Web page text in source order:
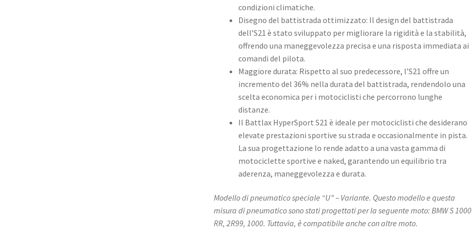
condizioni climatiche. ​
Disegno del battistrada ottimizzato: Il design del battistrada
dell’S21 è stato sviluppato per migliorare la rigidità e la stabilità,
offrendo una maneggevolezza precisa e una risposta immediata ai
comandi del pilota. ​
Maggiore durata: Rispetto al suo predecessore, l’S21 offre un
incremento del 36% nella durata del battistrada, rendendolo una
scelta economica per i motociclisti che percorrono lunghe
distanze. ​
Il Battlax HyperSport S21 è ideale per motociclisti che desiderano
elevate prestazioni sportive su strada e occasionalmente in pista.
La sua progettazione lo rende adatto a una vasta gamma di
motociclette sportive e naked, garantendo un equilibrio tra
aderenza, maneggevolezza e durata.
Modello di pneumatico speciale “U” – Variante. Questo modello e questa
misura di pneumatico sono stati progettati per la seguente moto: BMW S 1000
RR, 2R99, 1000. Tuttavia, è compatibile anche con altre moto.